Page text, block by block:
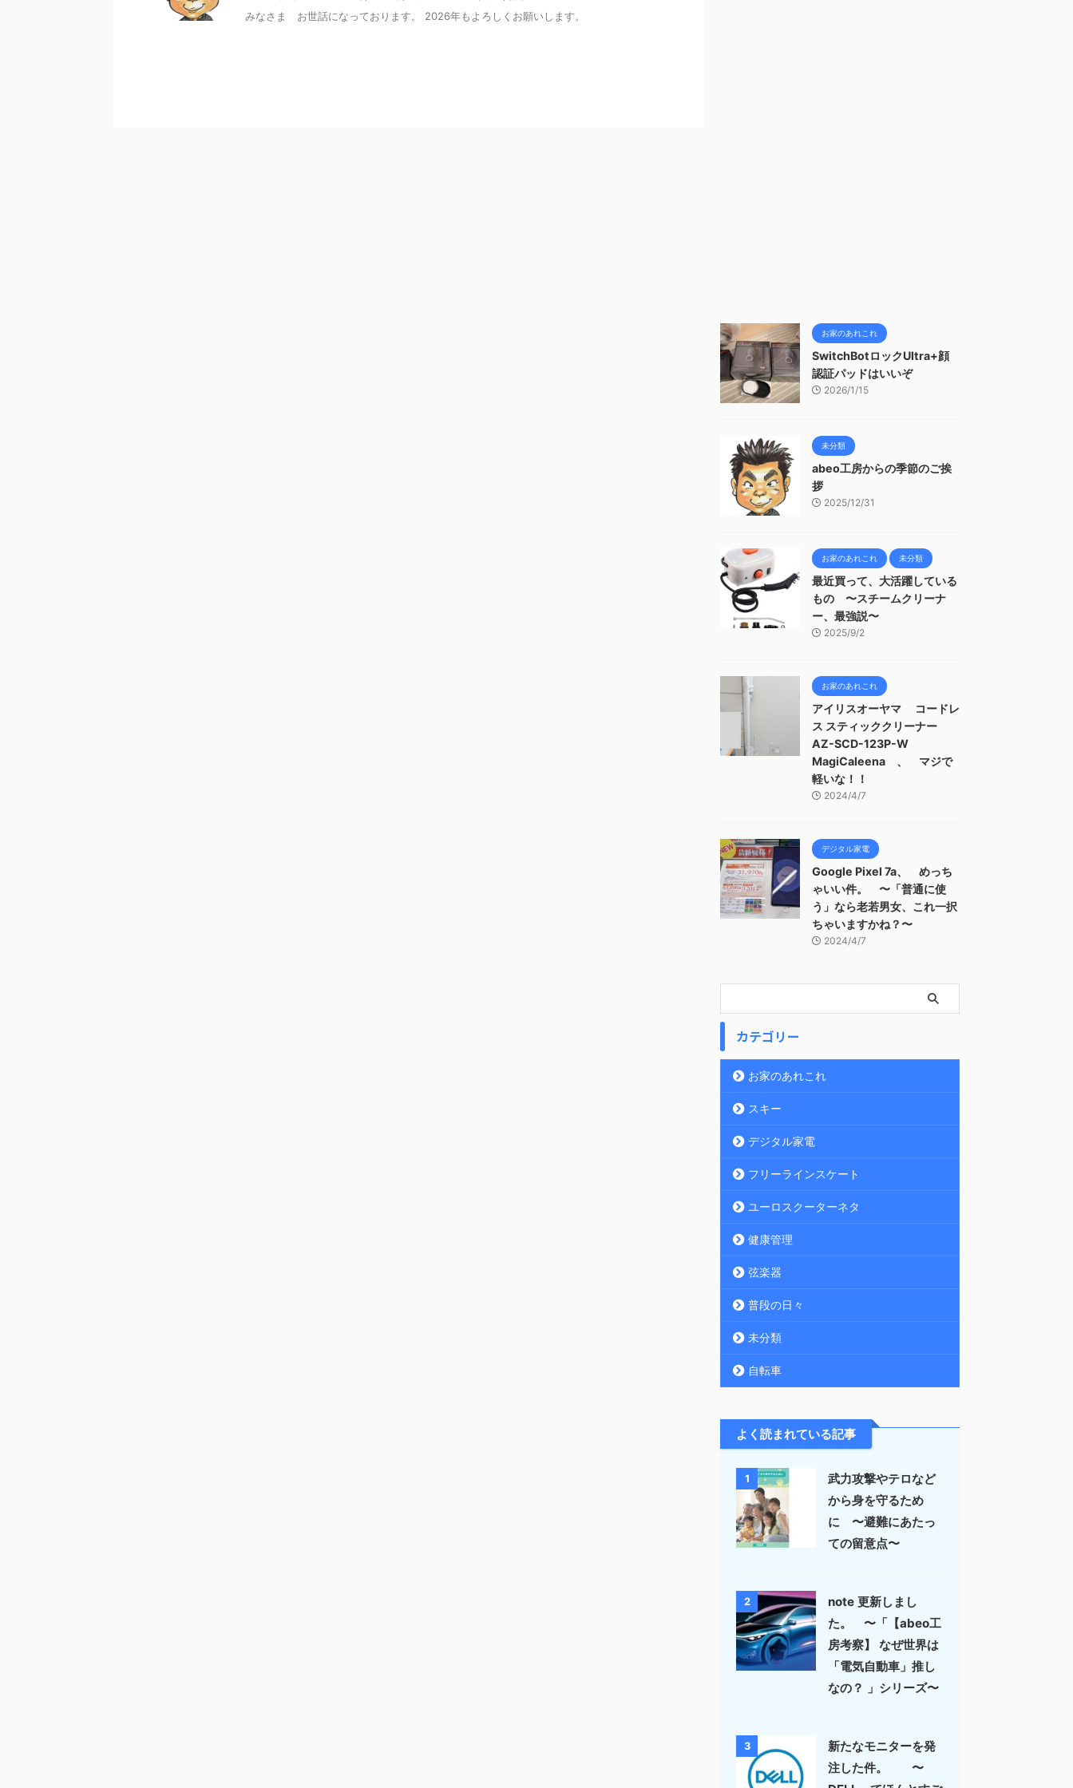
みなさま お世話になっております。 2026年もよろしくお願いします。
お家のあれこれ
SwitchBotロックUltra+顔
認証パッドはいいぞ
2026/1/15
未分類
abeo工房からの季節のご挨
拶
2025/12/31
お家のあれこれ 未分類
最近買って、大活躍している
もの 〜スチームクリーナ
ー、最強説〜
2025/9/2
お家のあれこれ
アイリスオーヤマ コードレ
ス スティッククリーナー
AZ-SCD-123P-W
MagiCaleena 、 マジで
軽いな！！
2024/4/7
デジタル家電
Google Pixel 7a、 めっち
ゃいい件。 〜「普通に使
う」なら老若男女、これ一択
ちゃいますかね？〜
2024/4/7
カテゴリー
お家のあれこれ
スキー
デジタル家電
フリーラインスケート
ユーロスクーターネタ
健康管理
弦楽器
普段の日々
未分類
自転車
よく読まれている記事
1
武力攻撃やテロなど
から身を守るため
に 〜避難にあたっ
ての留意点〜
2
note 更新しまし
た。 〜「【abeo工
房考察】 なぜ世界は
「電気自動車」推し
なの？ 」シリーズ〜
3
新たなモニターを発
注した件。 〜